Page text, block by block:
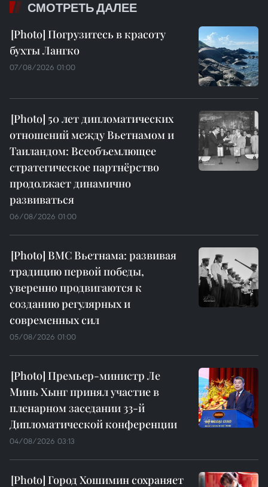
СМОТРЕТЬ ДАЛЕЕ
Погрузитесь в красоту
бухты Лангко
07/08/2026 01:00
50 лет дипломатических
отношений между Вьетнамом и
Таиландом: Всеобъемлющее
стратегическое партнёрство
продолжает динамично
развиваться
06/08/2026 01:00
ВМС Вьетнама: развивая
традицию первой победы,
уверенно продвигаются к
созданию регулярных и
современных сил
05/08/2026 01:00
Премьер-министр Ле
Минь Хынг принял участие в
пленарном заседании 33-й
Дипломатической конференции
04/08/2026 03:13
Город Хошимин сохраняет